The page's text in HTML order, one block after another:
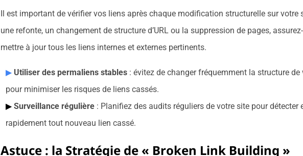
Il est important de vérifier vos liens après chaque modification structurelle sur votre
une refonte, un changement de structure d’URL ou la suppression de pages,
mettre à jour tous les liens internes et externes pertinents.
Utiliser des permaliens stables: évitez de changer fréquemment la structure de
pour minimiser les risques de liens cassés.
Surveillance régulière: Planifiez des audits réguliers de votre site pour détecter
rapidement tout nouveau lien cassé.
Astuce : la Stratégie de « Broken Link Building »